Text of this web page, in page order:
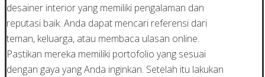
desainer interior yang memiliki pengalaman dan
reputasi baik. Anda dapat mencari referensi dari
teman, keluarga, atau membaca ulasan online.
Pastikan mereka memiliki portofolio yang sesuai
dengan gaya yang Anda inginkan. Setelah itu lakukan